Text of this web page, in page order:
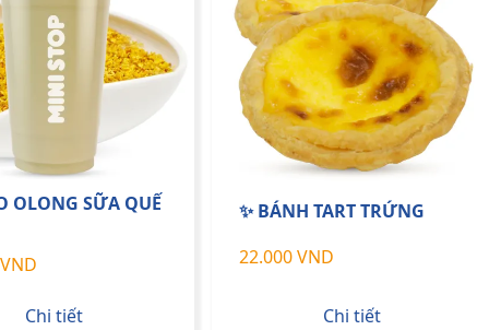
OLONG SỮA QUẾ
Chi tiết
✨ BÁNH TART TRỨNG
22.000 VND
Chi tiết